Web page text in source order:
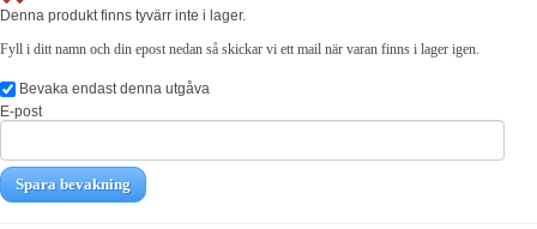
Denna produkt finns tyvärr inte i lager.
Fyll i ditt namn och din epost nedan så skickar vi ett mail när varan finns i lager igen.
Bevaka endast denna utgåva
E-post
Spara bevakning